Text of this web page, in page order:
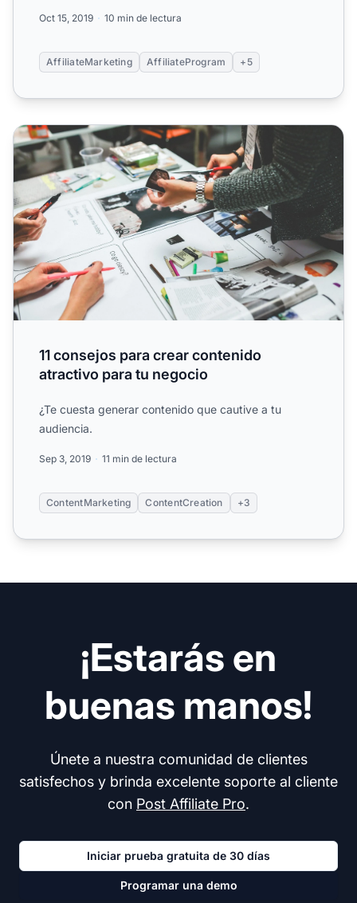
Oct 15, 2019 10 min de lectura
AffiliateMarketing AffiliateProgram +5
11 consejos para crear contenido atractivo para tu
11 consejos para crear contenido
atractivo para tu negocio
¿Te cuesta generar contenido que cautive a tu
audiencia.
Sep 3, 2019 11 min de lectura
ContentMarketing ContentCreation +3
¡Estarás en
buenas manos!
Únete a nuestra comunidad de clientes
satisfechos y brinda excelente soporte al cliente
con Post Affiliate Pro.
Iniciar prueba gratuita de 30 días
Programar una demo